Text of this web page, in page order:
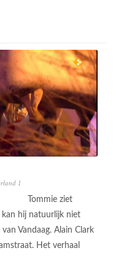
1
Tommie ziet
hij natuurlijk niet
Vandaag. Alain Clark
Het verhaal